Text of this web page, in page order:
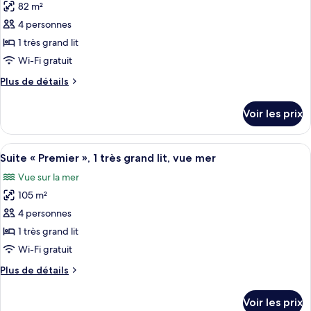
avec
jumeaux,
vue
mer
photos
pour
ce
type
chambre :
vue
mer
82 m²
4 personnes
1 très grand lit
Wi-Fi gratuit
Plus de détails
Plus
le
type
de
Suite
Panoramique,
mer
Voir les prix
Afficher
toutes
les
photos
pour
ce
type
chambre :
Une chambre d’hôtel avec un
6
Suite « Premier », 1 très grand lit, vue mer
Vue sur la mer
105 m²
4 personnes
1 très grand lit
Wi-Fi gratuit
Plus de détails
Plus
Voir les prix